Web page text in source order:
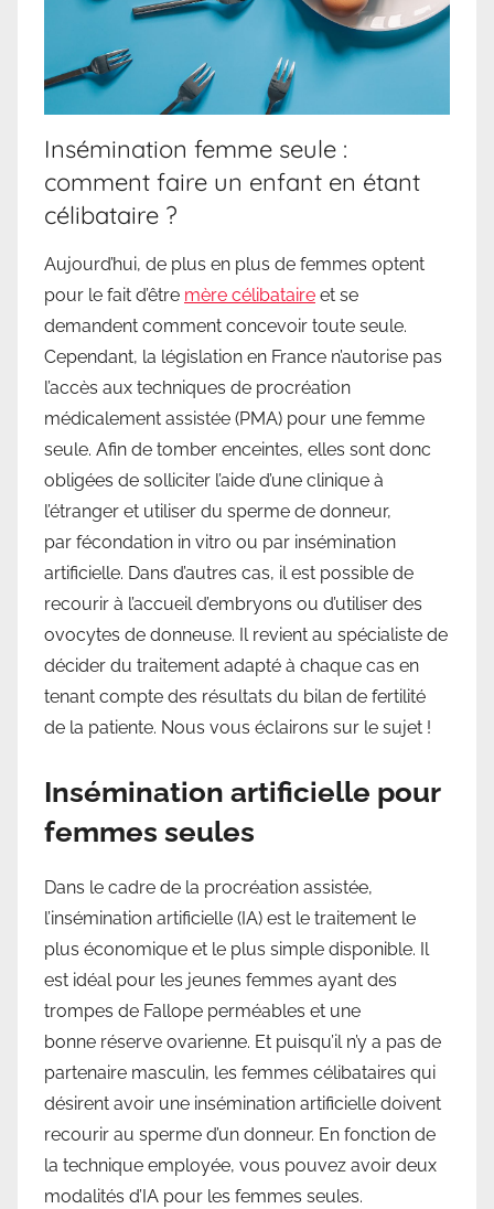
Insémination femme seule :
comment faire un enfant en étant
célibataire ?
Aujourd’hui, de plus en plus de femmes optent
pour le fait d’être mère célibataire et se
demandent comment concevoir toute seule.
Cependant, la législation en France n’autorise pas
l’accès aux techniques de procréation
médicalement assistée (PMA) pour une femme
seule. Afin de tomber enceintes, elles sont donc
obligées de solliciter l’aide d’une clinique à
l’étranger et utiliser du sperme de donneur,
par fécondation in vitro ou par insémination
artificielle. Dans d’autres cas, il est possible de
recourir à l’accueil d’embryons ou d’utiliser des
ovocytes de donneuse. Il revient au spécialiste de
décider du traitement adapté à chaque cas en
tenant compte des résultats du bilan de fertilité
de la patiente. Nous vous éclairons sur le sujet !
Insémination artificielle pour
femmes seules
Dans le cadre de la procréation assistée,
l’insémination artificielle (IA) est le traitement le
plus économique et le plus simple disponible. Il
est idéal pour les jeunes femmes ayant des
trompes de Fallope perméables et une
bonne réserve ovarienne. Et puisqu’il n’y a pas de
partenaire masculin, les femmes célibataires qui
désirent avoir une insémination artificielle doivent
recourir au sperme d’un donneur. En fonction de
la technique employée, vous pouvez avoir deux
modalités d’IA pour les femmes seules.